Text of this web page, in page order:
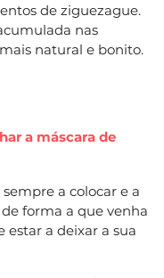
de ziguezague.
nas
natural e bonito.
a máscara de
a colocar e a
forma a que venha
estar a deixar a sua